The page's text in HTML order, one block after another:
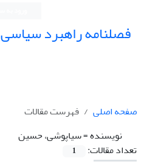
فصلنامه راهبرد سیاسی
صفحه اصلی
فهرست مقالات
نویسنده =سیاپوشی، حسین
تعداد مقالات:
1